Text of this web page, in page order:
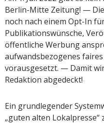
Berlin-Mitte Zeitung! —
noch nach einem Opt-In
Publikationswünsche,
öffentliche Werbung
aufwandsbezogenes
vorausgesetzt. — Damit
Redaktion abgedeckt!
Ein grundlegender
„guten alten Lokalpresse“